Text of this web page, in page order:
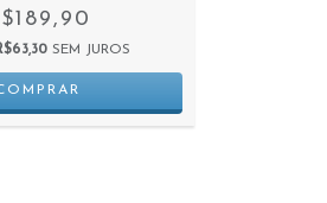
SEM JUROS